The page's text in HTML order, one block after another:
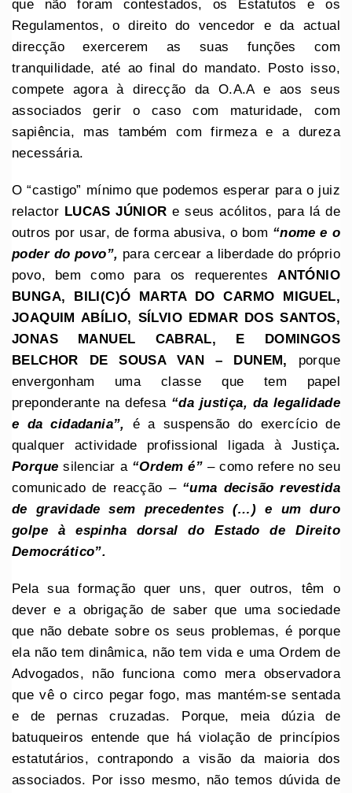
que não foram contestados, os Estatutos e os
Regulamentos, o direito do vencedor e da actual
direcção exercerem as suas funções com
tranquilidade, até ao final do mandato. Posto isso,
compete agora à direcção da O.A.A e aos seus
associados gerir o caso com maturidade, com
sapiência, mas também com firmeza e a dureza
necessária.
O “castigo” mínimo que podemos esperar para o juiz
relactor LUCAS JÚNIOR e seus acólitos, para lá de
outros por usar, de forma abusiva, o bom “nome e o
poder do povo”, para cercear a liberdade do próprio
povo, bem como para os requerentesANTÓNIO
BUNGA, BILI(C)Ó MARTA DO CARMO MIGUEL,
JOAQUIM ABÍLIO, SÍLVIO EDMAR DOS SANTOS,
JONAS MANUEL CABRAL, E DOMINGOS
BELCHOR DE SOUSA VAN – DUNEM, porque
envergonham uma classe que tem papel
preponderante na defesa “da justiça, da legalidade
e da cidadania”, é a suspensão do exercício de
qualquer actividade profissional ligada à Justiça.
Porque silenciar a “Ordem é”– como refere no seu
comunicado de reacção – “uma decisão revestida
de gravidade sem precedentes (…) e um duro
golpe à espinha dorsal do Estado de Direito
Democrático”.
Pela sua formação quer uns, quer outros, têm o
dever e a obrigação de saber que uma sociedade
que não debate sobre os seus problemas, é porque
ela não tem dinâmica, não tem vida e uma Ordem de
Advogados, não funciona como mera observadora
que vê o circo pegar fogo, mas mantém-se sentada
e de pernas cruzadas. Porque, meia dúzia de
batuqueiros entende que há violação de princípios
estatutários, contrapondo a visão da maioria dos
associados. Por isso mesmo, não temos dúvida de